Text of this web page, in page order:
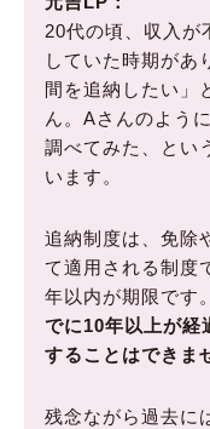
20代の頃、収入が
していた時期があ
間を追納したい」
ん。Aさんのよう
調べてみた、とい
います。
追納制度は、免除
て適用される制度
年以内が期限です
でに10年以上が経
することはできま
残念ながら過去に